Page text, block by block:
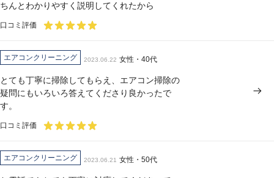
ちんとわかりやすく説明してくれたから
口コミ評価
エアコンクリーニング 2023.06.22 女性・40代
とても丁寧に掃除してもらえ、エアコン掃除の
疑問にもいろいろ答えてくださり良かったで
す。
口コミ評価
エアコンクリーニング 2023.06.21 女性・50代